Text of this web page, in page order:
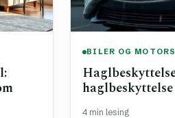
BILER OG
4 min lesing